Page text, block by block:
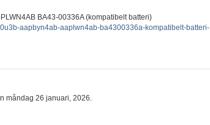
BA43-00336A (kompatibelt batteri)
aapbyn4ab-aaplwn4ab-ba4300336a-kompatibelt-batteri-
måndag 26 januari, 2026.